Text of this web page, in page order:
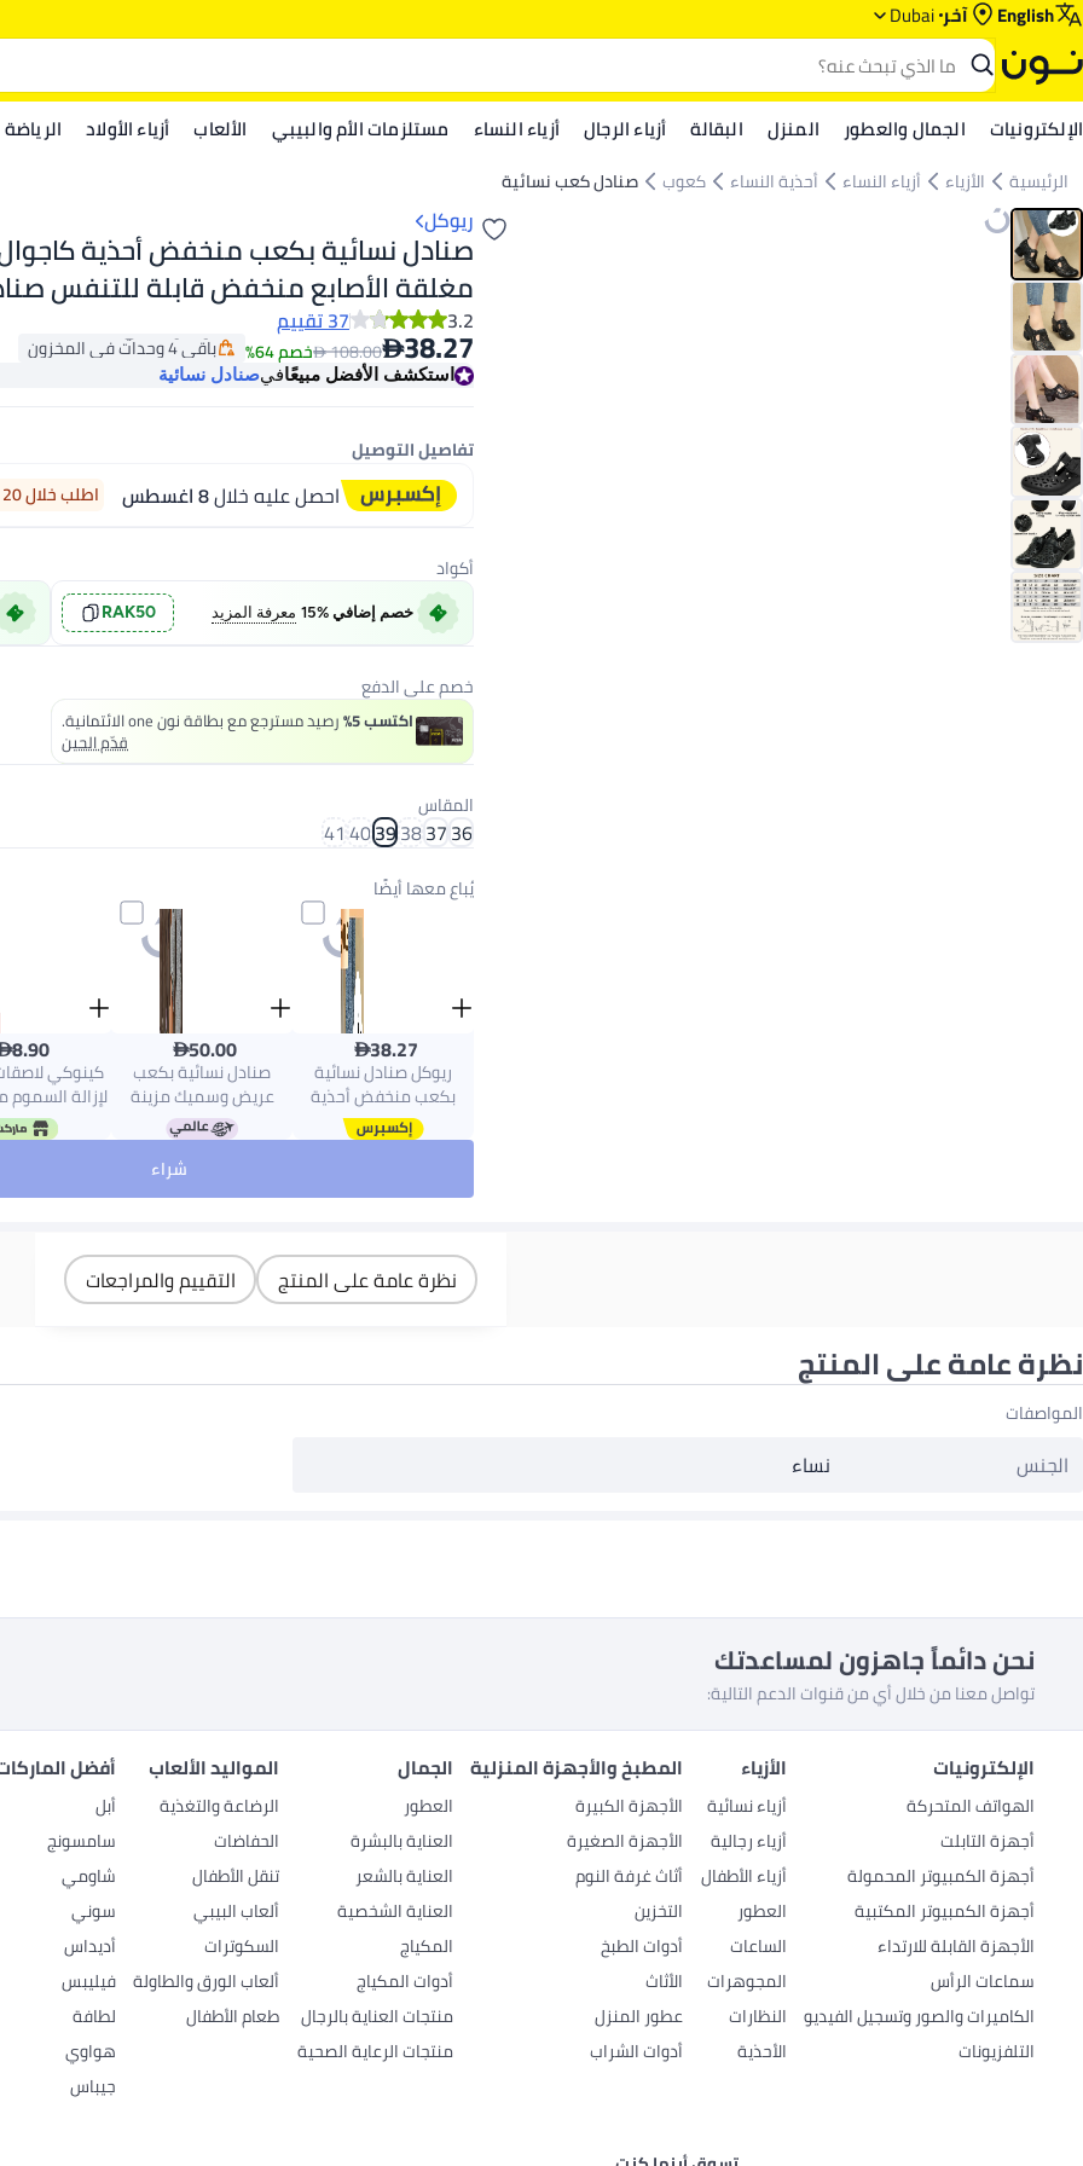
English آخر Dubai
الإلكترونيات الجمال والعطور المنزل البقالة أزياء الرجال أزياء النساء مستلزمات الأم والبيبي الألعاب أزياء الأولاد الرياضة
الرئيسية الأزياء أزياء النساء أحذية النساء كعوب صنادل كعب نسائية
ريوكل
صنادل نسائية بكعب منخفض أحذية
مغلقة الأصابع منخفض قابلة للتنفس
للمشي
3.2 37 تقييم 38.27
108.00 خصم 64%
أقل سعر في 30 يوم
باقي 4 وحدات في المخزون
أقل سعر في 30 يوم استكشف الأفضل مبيعًافيصنادل نسائية
تفاصيل التوصيل
احصل عليه خلال8 اغسطس اطلب خلال 20 ساعة 45 دقيقة
أكواد
خصم إضافي %15 معرفة المزيد RAK50
خصم على الدفع
اكتسب 5% رصيد مسترجع مع بطاقة نون one الائتمانية.
قدّم الحين
المقاس
36
37
38
39
40
41
يُباع معها أيضًا
38.27
ريوكل صنادل نسائية
بكعب منخفض أحذية
كاجوال مريحة مغلقة
الأصابع منخفض قابلة
للمشي
50.00
صنادل نسائية بكعب
عريض وسميك مزينة
بزهور، صنادل ذات حزام
واحد بحجم كبير
8.90
كينوكي
لإزالة السموم
من 10 قطع
شراء
نظرة عامة على المنتج التقييم والمراجعات
نظرة عامة على المنتج
المواصفات
الجنس نساء
نحن دائماً جاهزون لمساعدتك
تواصل معنا من خلال أي من قنوات الدعم التالية:
الإلكترونيات
الهواتف المتحركة
أجهزة التابلت
أجهزة الكمبيوتر المحمولة
أجهزة الكمبيوتر المكتبية
الأجهزة القابلة للارتداء
سماعات الرأس
الكاميرات والصور وتسجيل الفيديو
التلفزيونات
الأزياء
أزياء نسائية
أزياء رجالية
أزياء الأطفال
العطور
الساعات
المجوهرات
النظارات
الأحذية
المطبخ والأجهزة المنزلية
الأجهزة الكبيرة
الأجهزة الصغيرة
أثاث غرفة النوم
التخزين
أدوات الطبخ
الأثاث
عطور المنزل
أدوات الشراب
الجمال
العطور
العناية بالبشرة
العناية بالشعر
العناية الشخصية
المكياج
أدوات المكياج
منتجات العناية بالرجال
منتجات الرعاية الصحية
المواليد الألعاب
الرضاعة والتغذية
الحفاضات
تنقل الأطفال
ألعاب البيبي
السكوترات
ألعاب الورق والطاولة
طعام الأطفال
أفضل
أبل
سامسونج
شاومي
سوني
أديداس
فيليبس
لطافة
هواوي
جيباس